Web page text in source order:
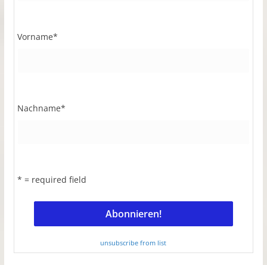
Vorname*
Nachname*
* = required field
unsubscribe from list